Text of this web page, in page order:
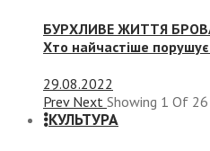
БУРХЛИВЕ ЖИТТЯ
Хто найчастіше
29.08.2022
Prev Next Showing 1 Of 26
КУЛЬТУРА